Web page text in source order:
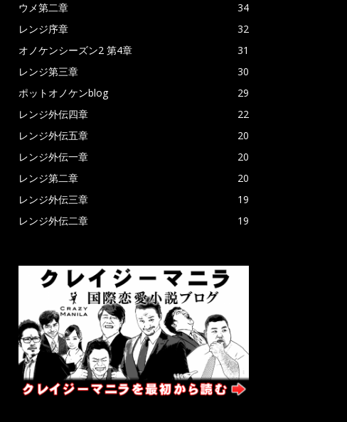
ウメ第二章
34
レンジ序章
32
オノケンシーズン2 第4章
31
レンジ第三章
30
ポットオノケンblog
29
レンジ外伝四章
22
レンジ外伝五章
20
レンジ外伝一章
20
レンジ第二章
20
レンジ外伝三章
19
レンジ外伝二章
19